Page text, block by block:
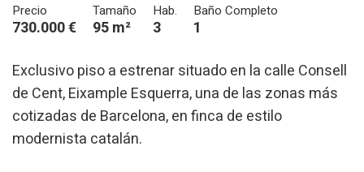
Precio
730.000 €
Tamaño
95 m²
Hab.
3
Baño Completo
1
Exclusivo piso a estrenar situado en la calle Consell
de Cent, Eixample Esquerra, una de las zonas más
cotizadas de Barcelona, en finca de estilo
modernista catalán.